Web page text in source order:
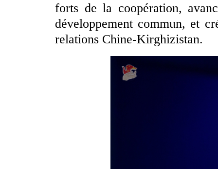
forts de la coopération,
développement commun, et
relations Chine-Kirghizistan.